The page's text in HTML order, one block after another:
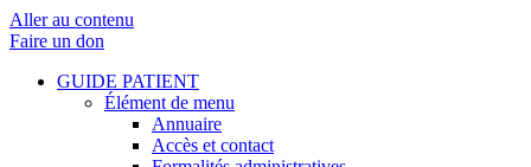
Aller au contenu
Faire un don
GUIDE PATIENT
Élément de menu
Annuaire
Accès et contact